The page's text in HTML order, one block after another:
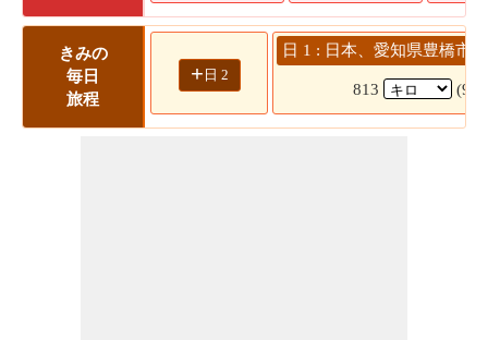
きみの
毎日
旅程
+ 日 2
日 1 : 日本、愛知県豊橋市
813 (9